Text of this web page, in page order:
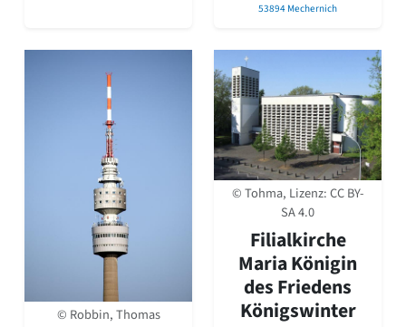
53894 Mechernich
© Robbin, Thomas
© Tohma, Lizenz:CC BY-
SA 4.0
Filialkirche
Maria Königin
des Friedens
Königswinter